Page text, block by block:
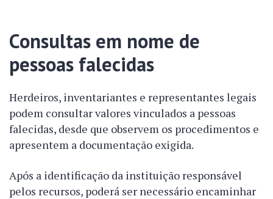
Consultas em nome de
pessoas falecidas
Herdeiros, inventariantes e representantes legais
podem consultar valores vinculados a pessoas
falecidas, desde que observem os procedimentos e
apresentem a documentação exigida.
Após a identificação da instituição responsável
pelos recursos, poderá ser necessário encaminhar